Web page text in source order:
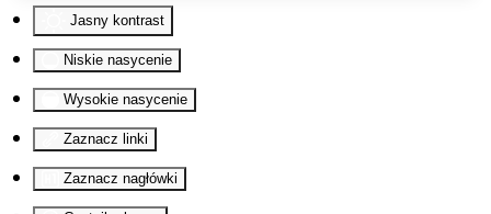
Jasny kontrast
Niskie nasycenie
Wysokie nasycenie
Zaznacz linki
Zaznacz nagłówki